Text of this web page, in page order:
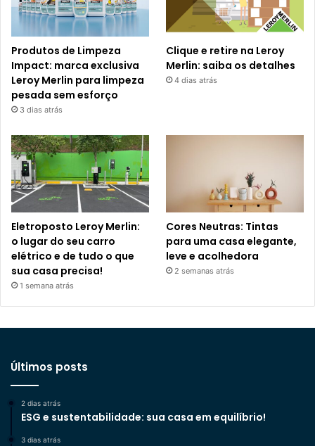
Produtos de Limpeza
Impact: marca exclusiva
Leroy Merlin para limpeza
pesada sem esforço
3 dias atrás
Clique e retire na Leroy
Merlin: saiba os detalhes
4 dias atrás
Eletroposto Leroy Merlin:
o lugar do seu carro
elétrico e de tudo o que
sua casa precisa!
1 semana atrás
Cores Neutras: Tintas
para uma casa elegante,
leve e acolhedora
2 semanas atrás
Últimos posts
2 dias atrás
ESG e sustentabilidade: sua casa em equilíbrio!
3 dias atrás